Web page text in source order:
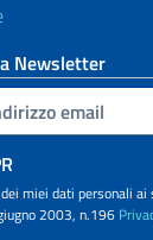
Newsletter
miei dati personali ai
2003, n.196